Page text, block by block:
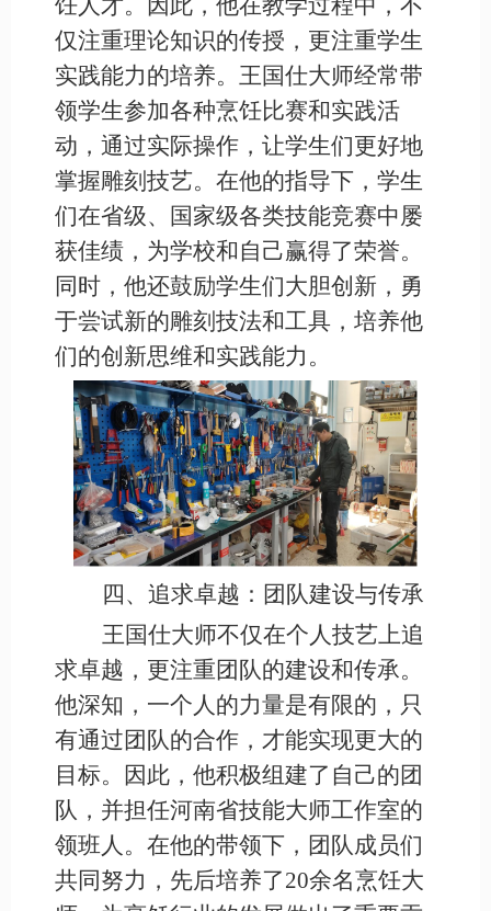
仅注重理论知识的传授，更注重学生
实践能力的培养。王国仕大师经常带
领学生参加各种烹饪比赛和实践活
动，通过实际操作，让学生们更好地
掌握雕刻技艺。在他的指导下，学生
们在省级、国家级各类技能竞赛中屡
获佳绩，为学校和自己赢得了荣誉。
同时，他还鼓励学生们大胆创新，勇
于尝试新的雕刻技法和工具，培养他
们的创新思维和实践能力。
四、追求卓越：团队建设与传承
王国仕大师不仅在个人技艺上追
求卓越，更注重团队的建设和传承。
他深知，一个人的力量是有限的，只
有通过团队的合作，才能实现更大的
目标。因此，他积极组建了自己的团
队，并担任河南省技能大师工作室的
领班人。在他的带领下，团队成员们
共同努力，先后培养了20余名烹饪大